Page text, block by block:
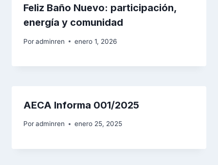
Feliz Baño Nuevo: participación,
energía y comunidad
Poradminren enero 1, 2026
AECA Informa 001/2025
Poradminren enero 25, 2025